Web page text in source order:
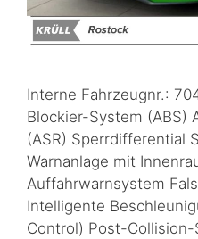
Interne Fahrzeugnr.:
Blockier-System (ABS)
(ASR) Sperrdifferential
Warnanlage mit
Auffahrwarnsystem
Intelligente
Control) Post-